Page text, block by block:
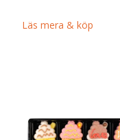
Läs mera & köp